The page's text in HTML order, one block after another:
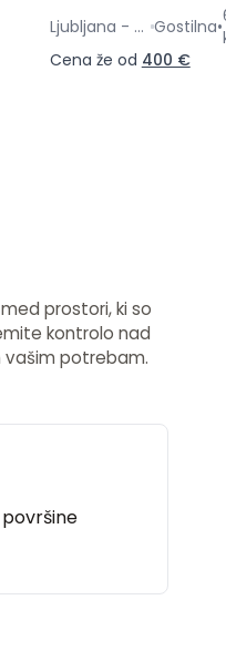
Ljubljana - Šmartno Gostilna•
Cena že od 400 €
prostori, ki so
kontrolo nad
vašim potrebam.